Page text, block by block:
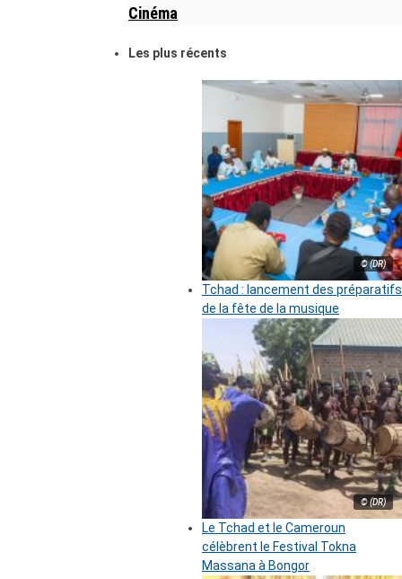
Cinéma
Les plus récents
© (DR)
Tchad : lancement des préparatifs
de la fête de la musique
© (DR)
Le Tchad et le Cameroun
célèbrent le Festival Tokna
Massana à Bongor